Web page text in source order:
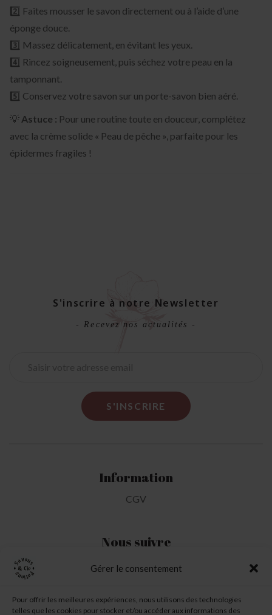
Gérer le consentement
Pour offrir les meilleures expériences, nous utilisons des technologies
telles que les cookies pour stocker et/ou accéder aux informations des
2️⃣ Faites mousser le savon directement ou à l’aide d’une
éponge douce.
3️⃣ Massez délicatement, en évitant les yeux.
4️⃣ Rincez soigneusement, puis séchez votre peau en la
tamponnant.
5️⃣ Conservez votre savon sur un porte-savon bien aéré.
💡 Astuce : Pour une routine toute en douceur, complétez
avec la crème solide « Peau de pêche », parfaite pour les
épidermes fragiles !
S'inscrire à notre Newsletter
- Recevez nos actualités -
Information
CGV
Nous suivre
Mon Compte